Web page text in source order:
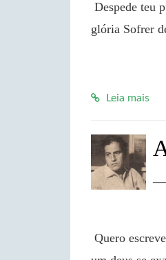
glória Sofrer
Leia mais